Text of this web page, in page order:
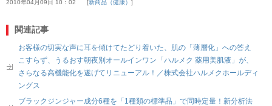
2010年04月09日 10：02 新商品（健康）
関連記事
お客様の切実な声に耳を傾けてたどり着いた、肌の「薄層化」への答え
こすらず、うるおす朝夜別オールインワン「ハルメク 薬用美肌液」が、
さらなる高機能化を遂げてリニューアル！／株式会社ハルメクホールディ
ングス
ブラックジンジャー成分6種を「1種類の標準品」で同時定量！新分析法